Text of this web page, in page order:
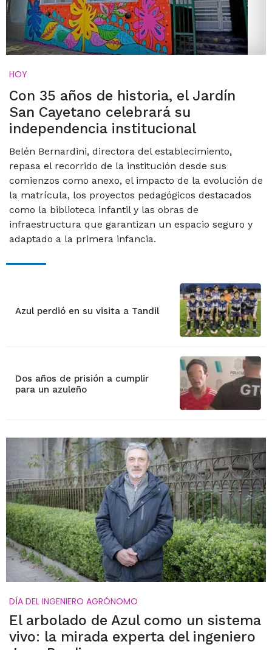
HOY
Con 35 años de historia, el Jardín
San Cayetano celebrará su
independencia institucional
Belén Bernardini, directora del establecimiento,
repasa el recorrido de la institución desde sus
comienzos como anexo, el impacto de la evolución de
la matrícula, los proyectos pedagógicos destacados
como la biblioteca infantil y las obras de
infraestructura que garantizan un espacio seguro y
adaptado a la primera infancia.
Azul perdió en su visita a Tandil
Dos años de prisión a cumplir
para un azuleño
DÍA DEL INGENIERO AGRÓNOMO
El arbolado de Azul como un sistema
vivo: la mirada experta del ingeniero